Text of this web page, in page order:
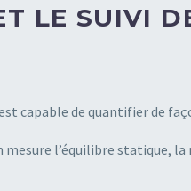
LE SUIVI
capable de quantifier de
l’équilibre statique,